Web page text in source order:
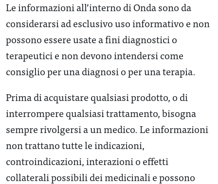
Le informazioni all’interno di Onda sono da
considerarsi ad esclusivo uso informativo e non
possono essere usate a fini diagnostici o
terapeutici e non devono intendersi come
consiglio per una diagnosi o per una terapia.
Prima di acquistare qualsiasi prodotto, o di
interrompere qualsiasi trattamento, bisogna
sempre rivolgersi a un medico. Le informazioni
non trattano tutte le indicazioni,
controindicazioni, interazioni o effetti
collaterali possibili dei medicinali e possono